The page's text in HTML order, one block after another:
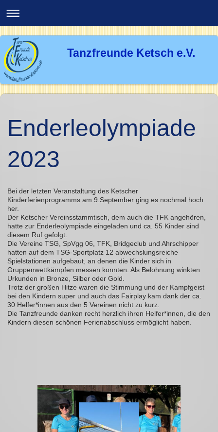
Tanzfreunde Ketsch e.V.
Enderleolympiade
2023
Bei der letzten Veranstaltung des Ketscher
Kinderferienprogramms am 9.September ging es nochmal hoch
her.
Der Ketscher Vereinsstammtisch, dem auch die TFK angehören,
hatte zur Enderleolympiade eingeladen und ca. 55 Kinder sind
diesem Ruf gefolgt.
Die Vereine TSG, SpVgg 06, TFK, Bridgeclub und Ahrschipper
hatten auf dem TSG-Sportplatz 12 abwechslungsreiche
Spielstationen aufgebaut, an denen die Kinder sich in
Gruppenwettkämpfen messen konnten. Als Belohnung winkten
Urkunden in Bronze, Silber oder Gold.
Trotz der großen Hitze waren die Stimmung und der Kampfgeist
bei den Kindern super und auch das Fairplay kam dank der ca.
30 Helfer*innen aus den 5 Vereinen nicht zu kurz.
Die Tanzfreunde danken recht herzlich ihren Helfer*innen, die den
Kindern diesen schönen Ferienabschluss ermöglicht haben.